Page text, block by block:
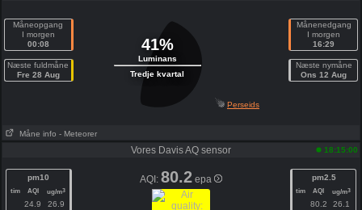
Måneopgang
I morgen
00:08
Næste fuldmåne
Fre 28 Aug
41%
Luminans
Tredje kvartal
Månenedgang
I morgen
16:29
Næste nymåne
Ons 12 Aug
Perseids
Måne info - Meteorer
Vores Davis AQ sensor 18:15:00
pm10
tim AQI ug/m3
24.9 26.9
AQI: 80.2 epa pm2.5
tim AQI ug/m3
80.2 26.1